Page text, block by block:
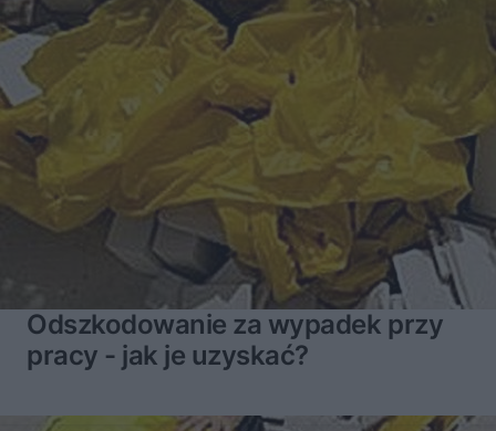
Odszkodowanie za wypadek przy
pracy - jak je uzyskać?